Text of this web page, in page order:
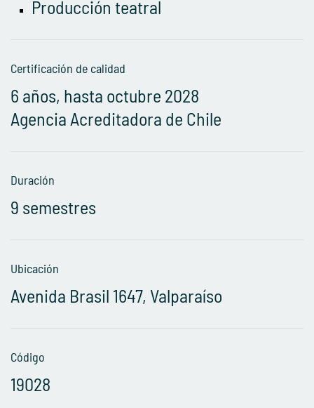
Producción teatral
Certificación de calidad
6 años, hasta octubre 2028
Agencia Acreditadora de Chile
Duración
9 semestres
Ubicación
Avenida Brasil 1647, Valparaíso
Código
19028